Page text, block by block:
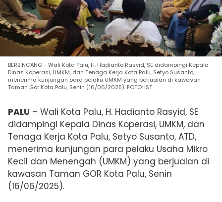
BERBINCANG - Wali Kota Palu, H. Hadianto Rasyid, SE didampingi Kepala
Dinas Koperasi, UMKM, dan Tenaga Kerja Kota Palu, Setyo Susanto,
menerima kunjungan para pelaku UMKM yang berjualan di kawasan
Taman Gor Kota Palu, Senin (16/06/2025). FOTO: IST
PALU – Wali Kota Palu, H. Hadianto Rasyid, SE
didampingi Kepala Dinas Koperasi, UMKM, dan
Tenaga Kerja Kota Palu, Setyo Susanto, ATD,
menerima kunjungan para pelaku Usaha Mikro
Kecil dan Menengah (UMKM) yang berjualan di
kawasan Taman GOR Kota Palu, Senin
(16/06/2025).